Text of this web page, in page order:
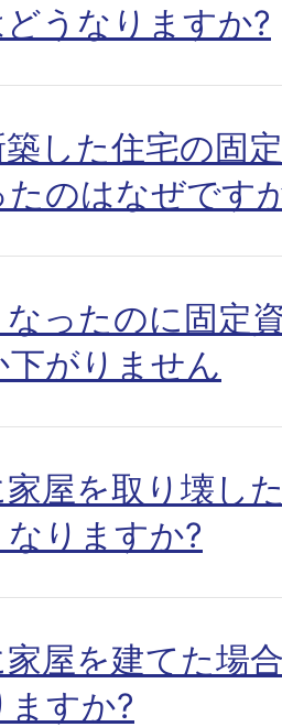
うなりますか?
した住宅の固
たのはなぜです
ったのに固定
がりません
屋を取り壊し
りますか?
屋を建てた場
すか?